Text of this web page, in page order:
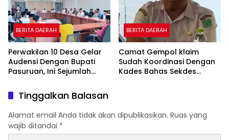
BERITA DAERAH
Perwakilan 10 Desa Gelar
Audensi Dengan Bupati
Pasuruan, Ini Sejumlah
BERITA DAERAH
Camat Gempol klaim
Sudah Koordinasi Dengan
Kades Bahas Sekdes
Tinggalkan Balasan
Alamat email Anda tidak akan dipublikasikan. Ruas yang
wajib ditandai *